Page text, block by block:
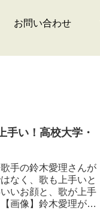
お問い合わせ
手い！高校大学・
手の鈴木愛理さんが
なく、歌も上手いと
いお顔と、歌が上手
画像】鈴木愛理がか